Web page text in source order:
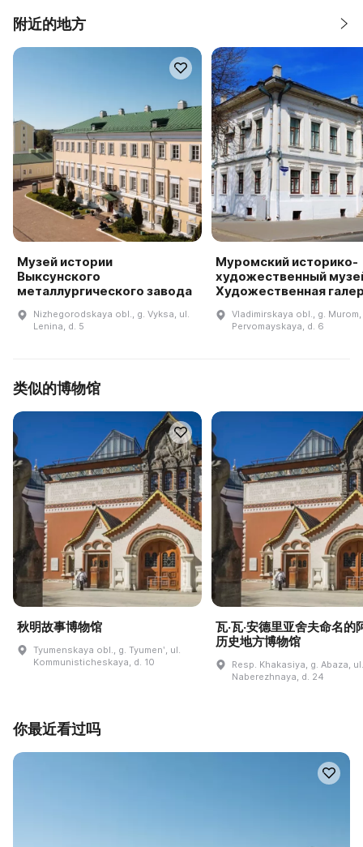
附近的地方
Музей истории
Выксунского
металлургического завода
Nizhegorodskaya obl., g. Vyksa, ul.
Lenina, d. 5
Муромский историко-
художественный
Художественная
Vladimirskaya obl., g. Murom,
Pervomayskaya, d. 6
类似的博物馆
秋明故事博物馆
Tyumenskaya obl., g. Tyumenʹ, ul.
Kommunisticheskaya, d. 10
瓦·瓦·安德里亚舍夫命名的
历史地方博物馆
Resp. Khakasiya, g. Abaza, ul.
Naberezhnaya, d. 24
你最近看过吗